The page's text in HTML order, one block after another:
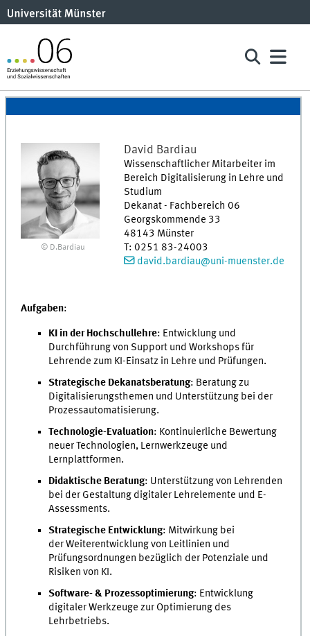
© D.Bardiau
David Bardiau
Wissenschaftlicher Mitarbeiter im
Bereich Digitalisierung in Lehre und
Studium
Dekanat - Fachbereich 06
Georgskommende 33
48143 Münster
T: 0251 83-24003
david.bardiau@uni-muenster.de
Aufgaben:
KI in der Hochschullehre: Entwicklung und
Durchführung von Support und Workshops für
Lehrende zum KI-Einsatz in Lehre und Prüfungen.
Strategische Dekanatsberatung: Beratung zu
Digitalisierungsthemen und Unterstützung bei der
Prozessautomatisierung.
Technologie-Evaluation: Kontinuierliche Bewertung
neuer Technologien, Lernwerkzeuge und
Lernplattformen.
Didaktische Beratung: Unterstützung von Lehrenden
bei der Gestaltung digitaler Lehrelemente und E-
Assessments.
Strategische Entwicklung: Mitwirkung bei
der Weiterentwicklung von Leitlinien und
Prüfungsordnungen bezüglich der Potenziale und
Risiken von KI.
Software- & Prozessoptimierung: Entwicklung
digitaler Werkzeuge zur Optimierung des
Lehrbetriebs.